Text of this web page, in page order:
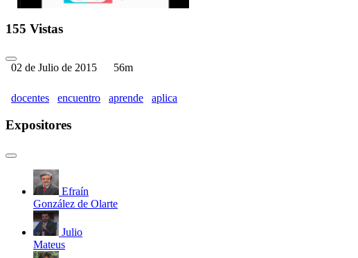
155 Vistas
02 de Julio de 2015 56m
docentes encuentro aprende aplica
Expositores
Efraín
González de Olarte
Julio
Mateus